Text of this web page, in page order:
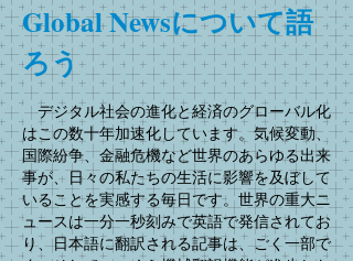
Global Newsについて語
ろう
デジタル社会の進化と経済のグローバル化
はこの数十年加速化しています。気候変動、
国際紛争、金融危機など世界のあらゆる出来
事が、日々の私たちの生活に影響を及ぼして
いることを実感する毎日です。世界の重大ニ
ュースは一分一秒刻みで英語で発信されてお
り、日本語に翻訳される記事は、ごく一部で